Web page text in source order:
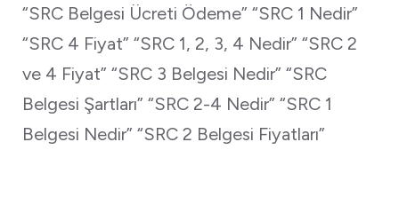
“SRC Belgesi Ücreti Ödeme” “SRC 1 Nedir”
“SRC 4 Fiyat” “SRC 1, 2, 3, 4 Nedir” “SRC 2
ve 4 Fiyat” “SRC 3 Belgesi Nedir” “SRC
Belgesi Şartları” “SRC 2-4 Nedir” “SRC 1
Belgesi Nedir” “SRC 2 Belgesi Fiyatları”